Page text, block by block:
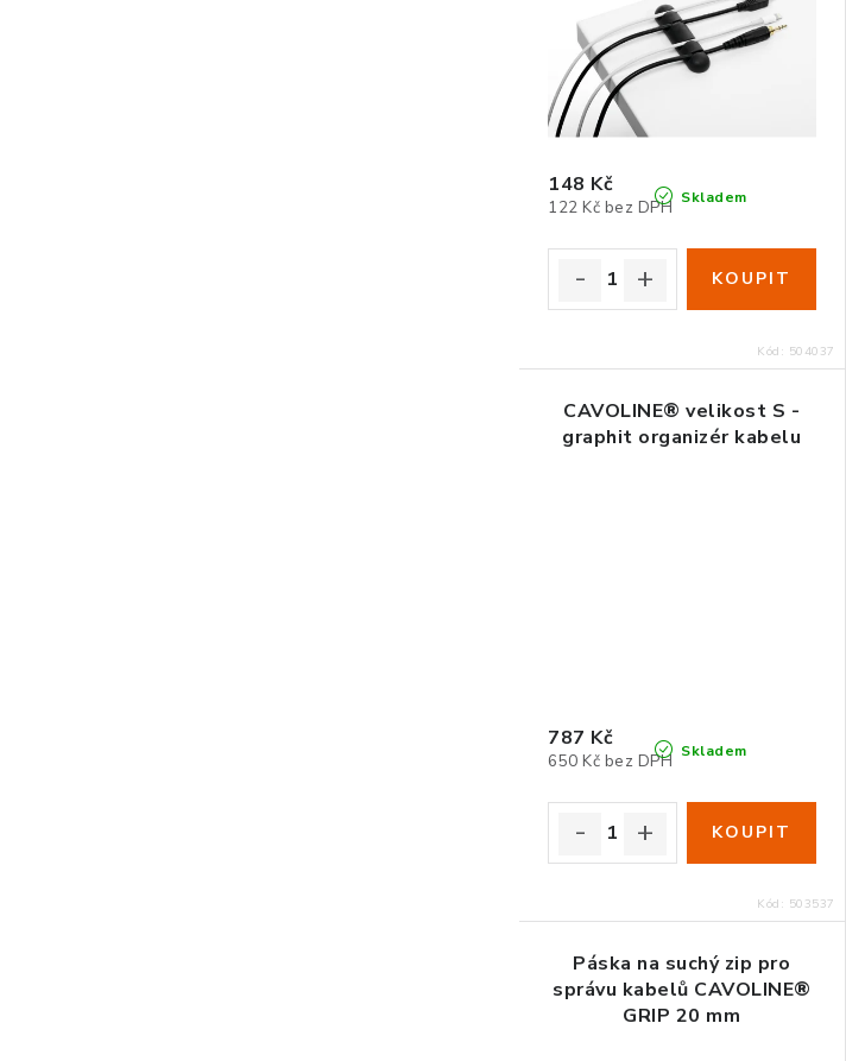
Skladem
122 Kč bez DPH
148 Kč
Kód: 504037
CAVOLINE® velikost S -
graphit organizér kabelu
Skladem
650 Kč bez DPH
787 Kč
Kód: 503537
Páska na suchý zip pro
správu kabelů CAVOLINE®
GRIP 20 mm